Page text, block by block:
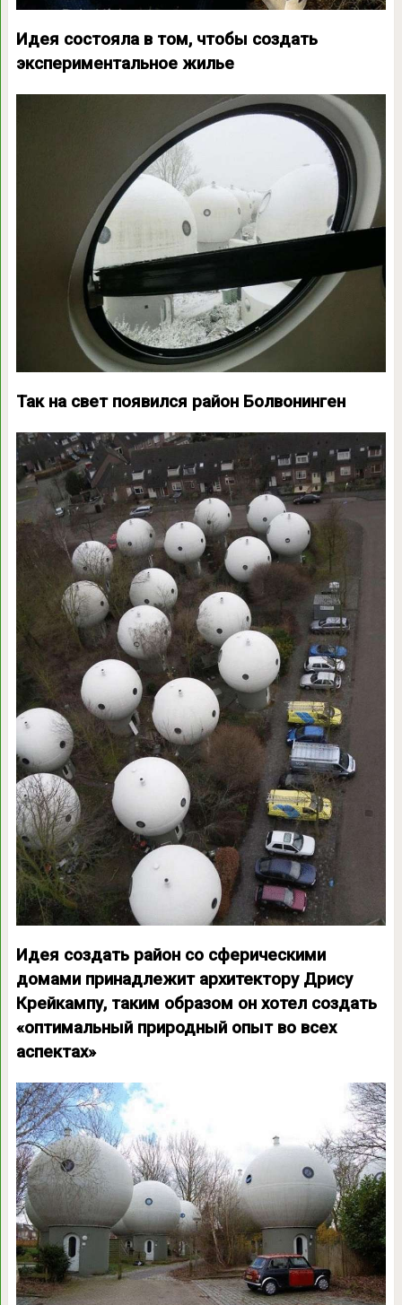
Идея состояла в том, чтобы создать
экспериментальное жилье
Так на свет появился район Болвонинген
Идея создать район со сферическими
домами принадлежит архитектору Дрису
Крейкампу, таким образом он хотел создать
«оптимальный природный опыт во всех
аспектах»